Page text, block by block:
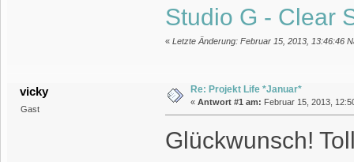
Studio G - Clear
« Letzte Änderung: Februar 15, 2013, 13:46:46
vicky
Gast
Re: Projekt Life *Januar*
« Antwort #1 am: Februar 15, 2013,
Glückwunsch!